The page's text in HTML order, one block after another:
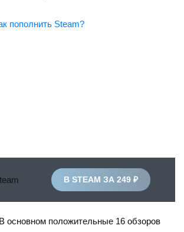
пополнить Steam?
В основном положительные 16 обзоров
В STEAM ЗА 249 ₽